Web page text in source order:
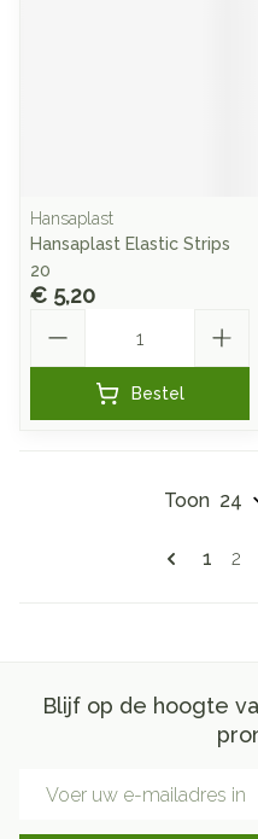
Hansaplast
Hansaplast Elastic Strips
20
€ 5,20
Bestel
U
1 2
Toon
Blijf op de hoogte